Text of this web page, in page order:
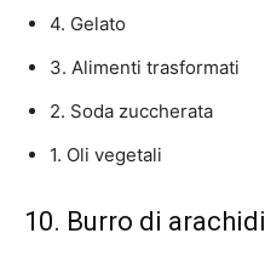
4. Gelato
3. Alimenti trasformati
2. Soda zuccherata
1. Oli vegetali
10. Burro di arachidi